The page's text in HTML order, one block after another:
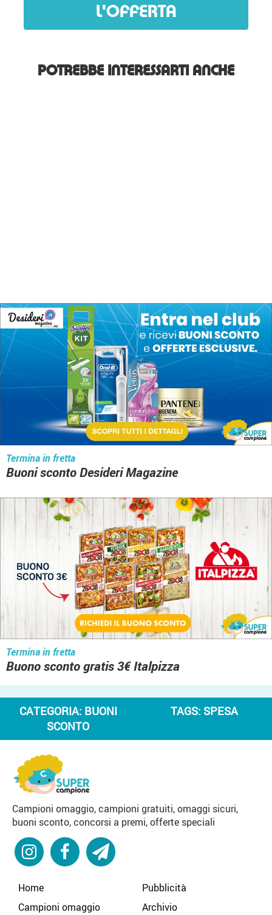
L'OFFERTA
POTREBBE INTERESSARTI ANCHE
Termina in fretta
Buoni sconto Desideri Magazine
Termina in fretta
Buono sconto gratis 3€ Italpizza
CATEGORIA: BUONI
SCONTO
TAGS: SPESA
Campioni omaggio, campioni gratuiti, omaggi sicuri,
buoni sconto, concorsi a premi, offerte speciali
Home
Campioni omaggio
Pubblicità
Archivio